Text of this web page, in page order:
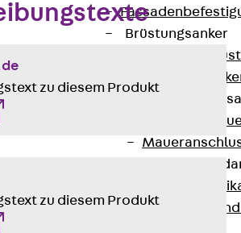
Brüstungsanker
Attika-
zu diesem Produkt
zu diesem Produkt